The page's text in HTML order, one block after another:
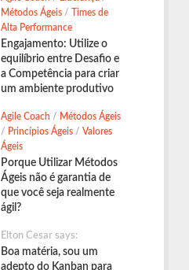
Métodos Ágeis / Times de
Alta Performance
Engajamento: Utilize o
equilíbrio entre Desafio e
a Competência para criar
um ambiente produtivo
Agile Coach / Métodos Ágeis
/ Princípios Ágeis / Valores
Ágeis
Porque Utilizar Métodos
Ágeis não é garantia de
que você seja realmente
ágil?
Elton Cesar says:
Boa matéria, sou um
adepto do Kanban para